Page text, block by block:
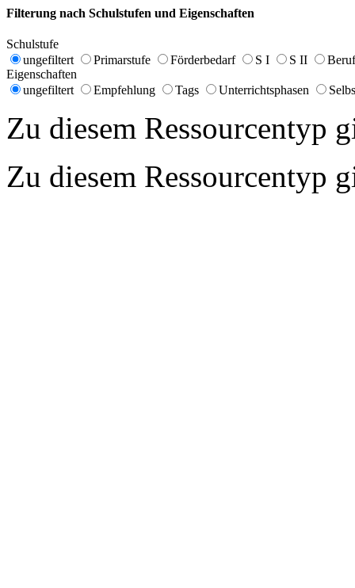
Filterung nach Schulstufen und Eigenschaften
Schulstufe
ungefiltert
Primarstufe Förderbedarf S I S II
Eigenschaften
ungefiltert
Empfehlung Tags Unterrichtsphasen
Zu diesem Ressourcentyp
Zu diesem Ressourcentyp